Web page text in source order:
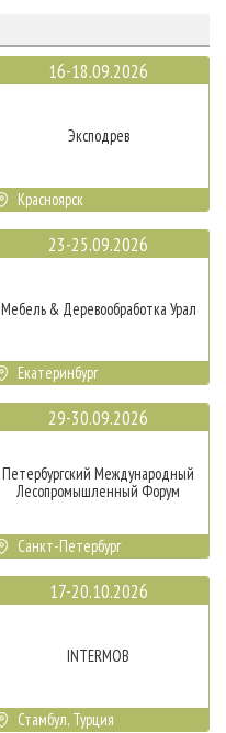
16-18.09.2026
Эксподрев
Красноярск
23-25.09.2026
Мебель & Деревообработка Урал
Екатеринбург
29-30.09.2026
Петербургский Международный
Лесопромышленный Форум
Санкт-Петербург
17-20.10.2026
INTERMOB
Стамбул, Турция